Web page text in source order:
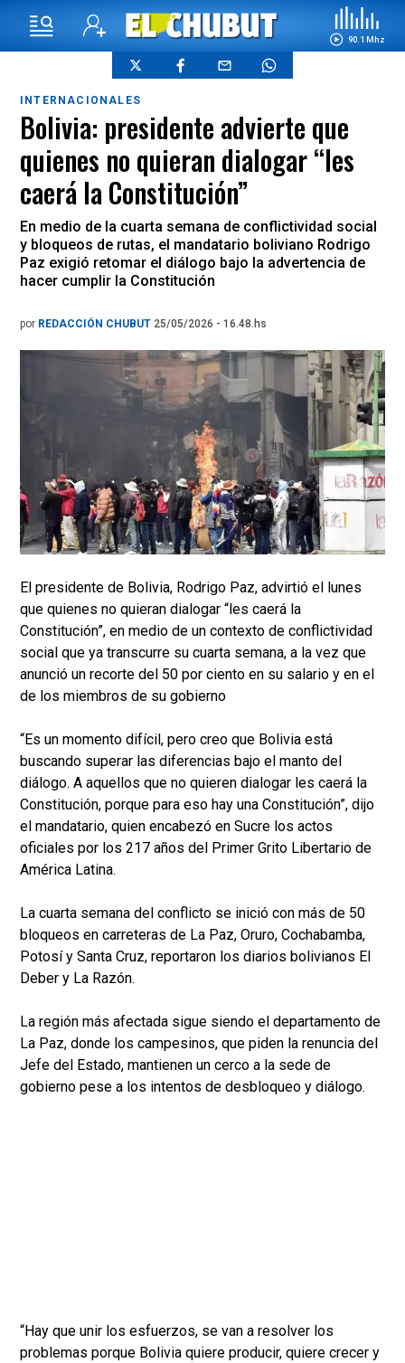
90.1 Mhz
INTERNACIONALES
Bolivia: presidente advierte que
quienes no quieran dialogar “les
caerá la Constitución”
En medio de la cuarta semana de conflictividad social
y bloqueos de rutas, el mandatario boliviano Rodrigo
Paz exigió retomar el diálogo bajo la advertencia de
hacer cumplir la Constitución
por REDACCIÓN CHUBUT 25/05/2026 - 16.48.hs
El presidente de Bolivia, Rodrigo Paz, advirtió el lunes
que quienes no quieran dialogar “les caerá la
Constitución”, en medio de un contexto de conflictividad
social que ya transcurre su cuarta semana, a la vez que
anunció un recorte del 50 por ciento en su salario y en el
de los miembros de su gobierno
“Es un momento difícil, pero creo que Bolivia está
buscando superar las diferencias bajo el manto del
diálogo. A aquellos que no quieren dialogar les caerá la
Constitución, porque para eso hay una Constitución”, dijo
el mandatario, quien encabezó en Sucre los actos
oficiales por los 217 años del Primer Grito Libertario de
América Latina.
La cuarta semana del conflicto se inició con más de 50
bloqueos en carreteras de La Paz, Oruro, Cochabamba,
Potosí y Santa Cruz, reportaron los diarios bolivianos El
Deber y La Razón.
La región más afectada sigue siendo el departamento de
La Paz, donde los campesinos, que piden la renuncia del
Jefe del Estado, mantienen un cerco a la sede de
gobierno pese a los intentos de desbloqueo y diálogo.
“Hay que unir los esfuerzos, se van a resolver los
problemas porque Bolivia quiere producir, quiere crecer y